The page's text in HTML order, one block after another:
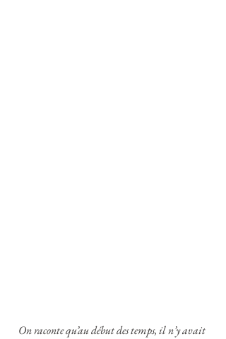
On raconte qu’au début des temps, il n’y avait